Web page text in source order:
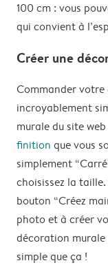
100 cm : vous
qui convient à
Créer une
Commander
incroyablement
murale du site
finition que vous
simplement
choisissez la
bouton “Créez
photo et à créer
décoration murale
simple que ça !